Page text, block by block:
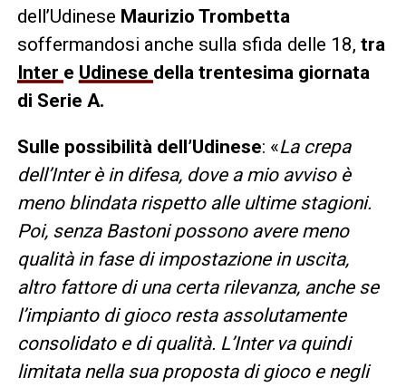
dell’Udinese Maurizio Trombetta
soffermandosi anche sulla sfida delle 18, tra
Inter e Udinese della trentesima giornata
di Serie A.
Sulle possibilità dell’Udinese: «La crepa
dell’Inter è in difesa, dove a mio avviso è
meno blindata rispetto alle ultime stagioni.
Poi, senza Bastoni possono avere meno
qualità in fase di impostazione in uscita,
altro fattore di una certa rilevanza, anche se
l’impianto di gioco resta assolutamente
consolidato e di qualità. L’Inter va quindi
limitata nella sua proposta di gioco e negli